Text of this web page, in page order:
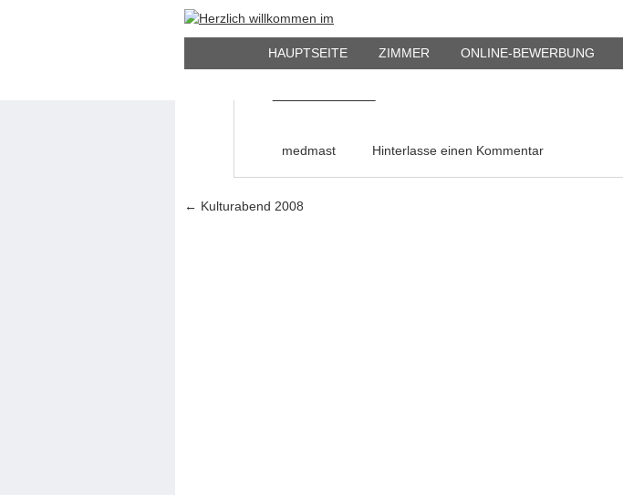
HAUPTSEITE ZIMMER ONLINE-BEWERBUNG
21 Kulturabend 2008
medmast Hinterlasse einen Kommentar
Artikel-Navigation
← Kulturabend 2008